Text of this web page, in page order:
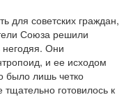
для советских граждан,
Союза решили
негодяя. Они
и ее исходом
было лишь четко
готовилось к